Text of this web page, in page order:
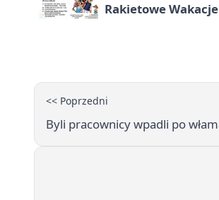
Rakietowe
<< Poprzedni
Byli pracownicy wpadli po